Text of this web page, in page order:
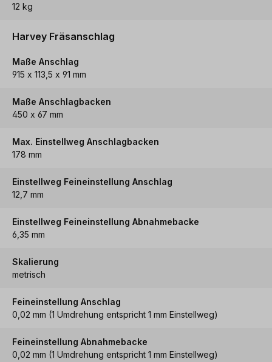
12 kg
Harvey Fräsanschlag
Maße Anschlag
915 x 113,5 x 91 mm
Maße Anschlagbacken
450 x 67 mm
Max. Einstellweg Anschlagbacken
178 mm
Einstellweg Feineinstellung Anschlag
12,7 mm
Einstellweg Feineinstellung Abnahmebacke
6,35 mm
Skalierung
metrisch
Feineinstellung Anschlag
0,02 mm (1 Umdrehung entspricht 1 mm Einstellweg)
Feineinstellung Abnahmebacke
0,02 mm (1 Umdrehung entspricht 1 mm Einstellweg)